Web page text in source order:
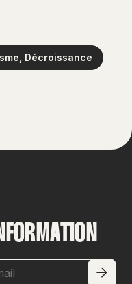
Décroissance